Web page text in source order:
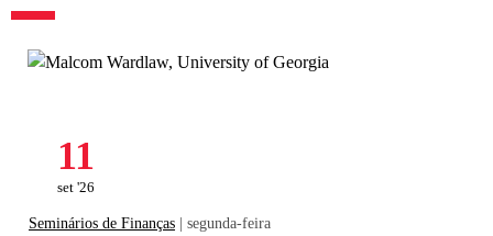
11
set '26
Seminários de Finanças | segunda-feira